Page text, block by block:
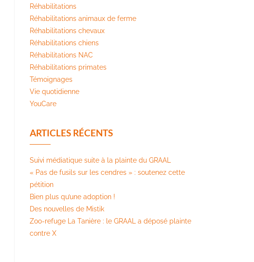
Réhabilitations
Réhabilitations animaux de ferme
Réhabilitations chevaux
Réhabilitations chiens
Réhabilitations NAC
Réhabilitations primates
Témoignages
Vie quotidienne
YouCare
ARTICLES RÉCENTS
Suivi médiatique suite à la plainte du GRAAL
« Pas de fusils sur les cendres » : soutenez cette
pétition​
Bien plus qu’une adoption !
Des nouvelles de Mistik
Zoo-refuge La Tanière : le GRAAL a déposé plainte
contre X